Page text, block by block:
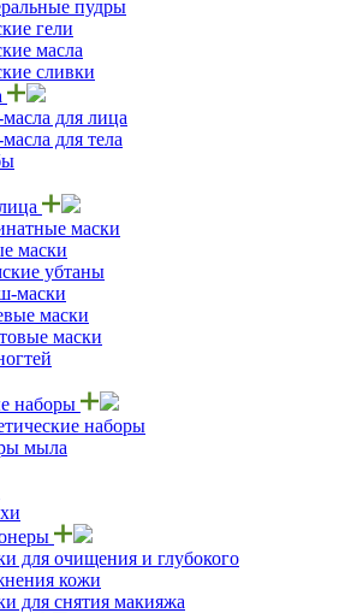
пудры
гели
масла
сливки
для лица
для тела
маски
маски
убтаны
маски
маски
маски
наборы
наборы
мыла
для очищения и глубокого
кожи
для снятия макияжа